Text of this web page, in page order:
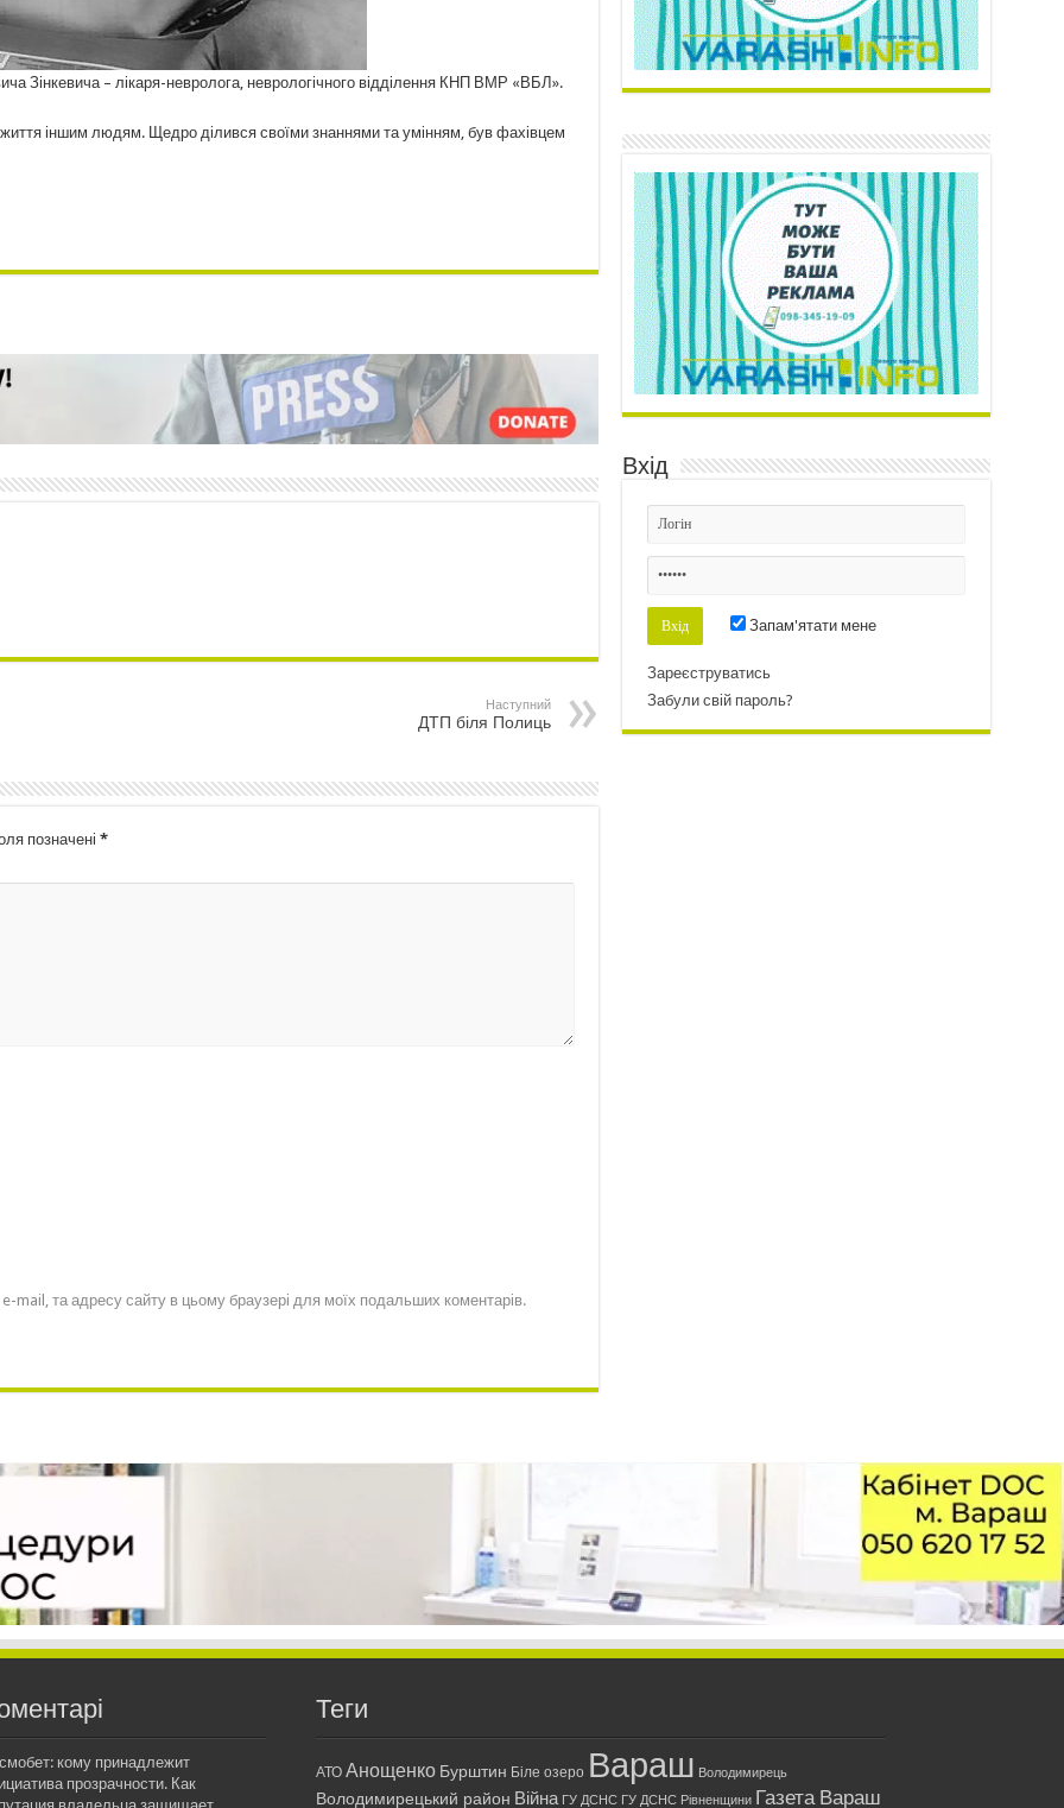
Зінкевича – лікаря-невролога, неврологічного відділення КНП ВМР «ВБЛ».
іншим людям. Щедро ділився своїми знаннями та умінням, був фахівцем
Наступний
ДТП біля Полиць
позначені *
mail, та адресу сайту в цьому браузері для моїх подальших коментарів.
Вхід
Запам'ятати мене
Зареєструватись
Забули свій пароль?
кому принадлежит
прозрачности. Как
Теги
АТО Анощенко Бурштин Біле озеро Вараш Володимирець
Володимирецький район Війна ГУ ДСНС ГУ ДСНС Рівненщини Газета Вараш